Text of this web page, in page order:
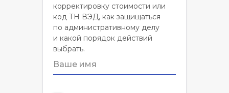
корректировку стоимости или
код ТН ВЭД, как защищаться
по административному делу
и какой порядок действий
выбрать.